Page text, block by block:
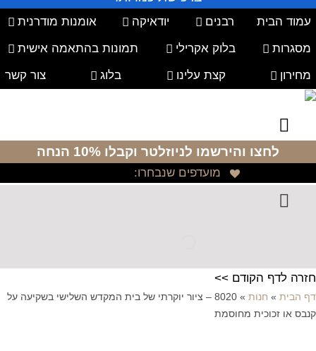
עמוד הבית רבנים יודאיקה
אומנות מודרנית
מסגרות
בלוק אקרילי
תמונות בהתאמה אישית
מחירון
קצת עלינו בלוג צור קשר
לחצו והירשמו לניוזלטר וקבלו 10% הנחה
מועדפים שנבחרו:
חזרה לדף הקודם >>
דף הבית » חנות »
8020 – ציור יוקרתי של בית המקדש השלישי בשקיעה על
קנבס או זכוכית מחוסמת